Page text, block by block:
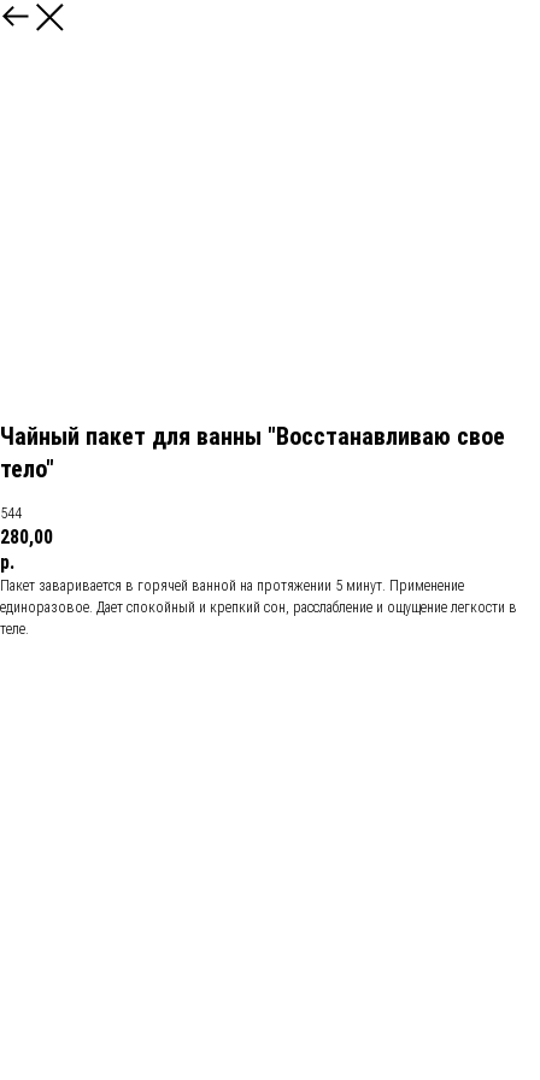
Чайный пакет для ванны "Восстанавливаю свое
тело"
544
280,00
р.
Пакет заваривается в горячей ванной на протяжении 5 минут. Применение
единоразовое. Дает спокойный и крепкий сон, расслабление и ощущение легкости в
теле.